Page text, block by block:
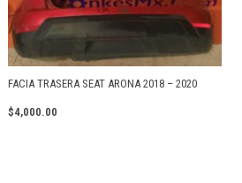
FACIA TRASERA SEAT ARONA 2018 – 2020
$4,000.00